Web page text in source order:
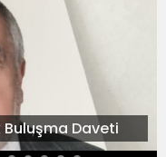
Daveti